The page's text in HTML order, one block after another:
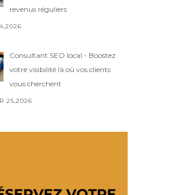
revenus réguliers
Consultant SEO local - Boostez
votre visibilité là où vos clients
vous cherchent
25,2026